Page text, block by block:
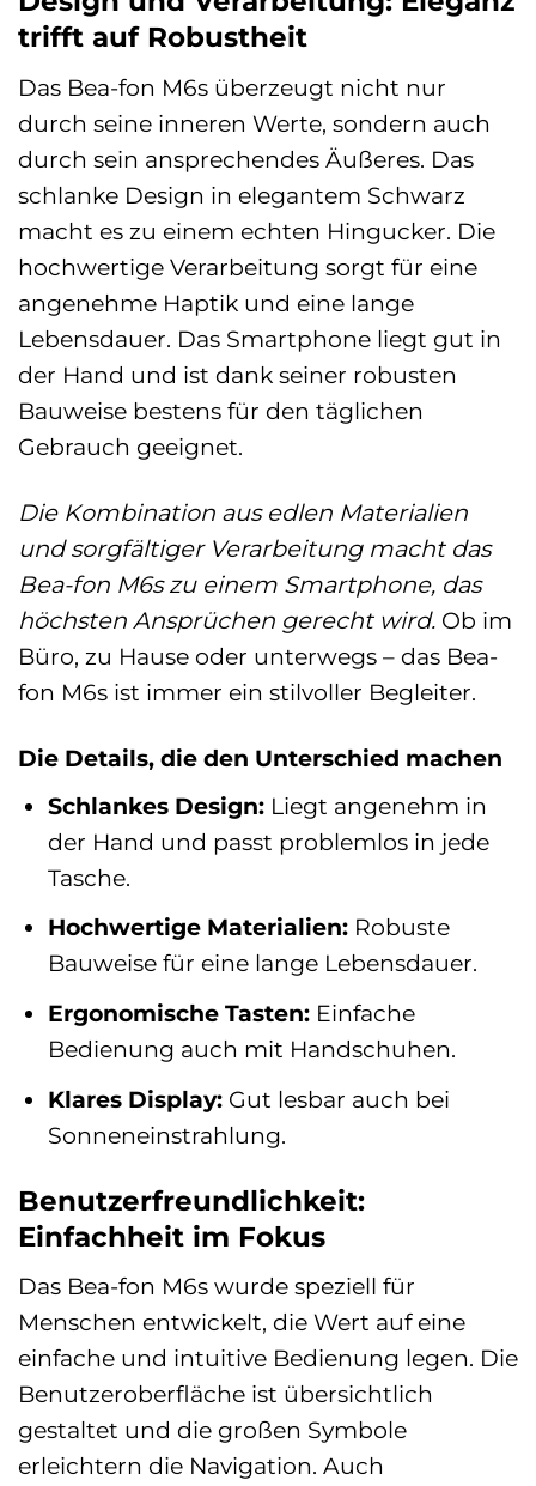
trifft auf Robustheit
Das Bea-fon M6s überzeugt nicht nur
durch seine inneren Werte, sondern auch
durch sein ansprechendes Äußeres. Das
schlanke Design in elegantem Schwarz
macht es zu einem echten Hingucker. Die
hochwertige Verarbeitung sorgt für eine
angenehme Haptik und eine lange
Lebensdauer. Das Smartphone liegt gut in
der Hand und ist dank seiner robusten
Bauweise bestens für den täglichen
Gebrauch geeignet.
Die Kombination aus edlen Materialien
und sorgfältiger Verarbeitung macht das
Bea-fon M6s zu einem Smartphone, das
höchsten Ansprüchen gerecht wird. Ob im
Büro, zu Hause oder unterwegs – das Bea-
fon M6s ist immer ein stilvoller Begleiter.
Die Details, die den Unterschied machen
Schlankes Design: Liegt angenehm in
der Hand und passt problemlos in jede
Tasche.
Hochwertige Materialien: Robuste
Bauweise für eine lange Lebensdauer.
Ergonomische Tasten: Einfache
Bedienung auch mit Handschuhen.
Klares Display: Gut lesbar auch bei
Sonneneinstrahlung.
Benutzerfreundlichkeit:
Einfachheit im Fokus
Das Bea-fon M6s wurde speziell für
Menschen entwickelt, die Wert auf eine
einfache und intuitive Bedienung legen. Die
Benutzeroberfläche ist übersichtlich
gestaltet und die großen Symbole
erleichtern die Navigation. Auch